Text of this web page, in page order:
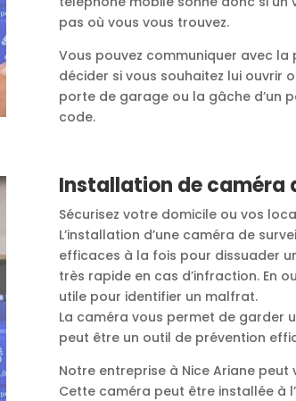
pas où vous vous trouvez.
Vous pouvez communiquer avec
décider si vous souhaitez lui ouvrir
porte de garage ou la gâche d’un
code.
Installation de caméra
Sécurisez votre domicile ou vos
L’installation d’une caméra de
efficaces à la fois pour dissuader
très rapide en cas d’infraction. En
utile pour identifier un malfrat.
La caméra vous permet de garder
peut être un outil de prévention
Notre entreprise à Nice Ariane
Cette caméra peut être installée à